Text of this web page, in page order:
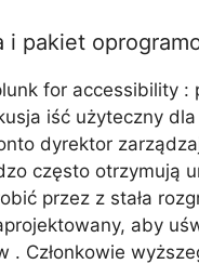
i pakiet
for accessibility
iść użyteczny
dyrektor
często otrzymują
przez z stała
aby
. Członkowie